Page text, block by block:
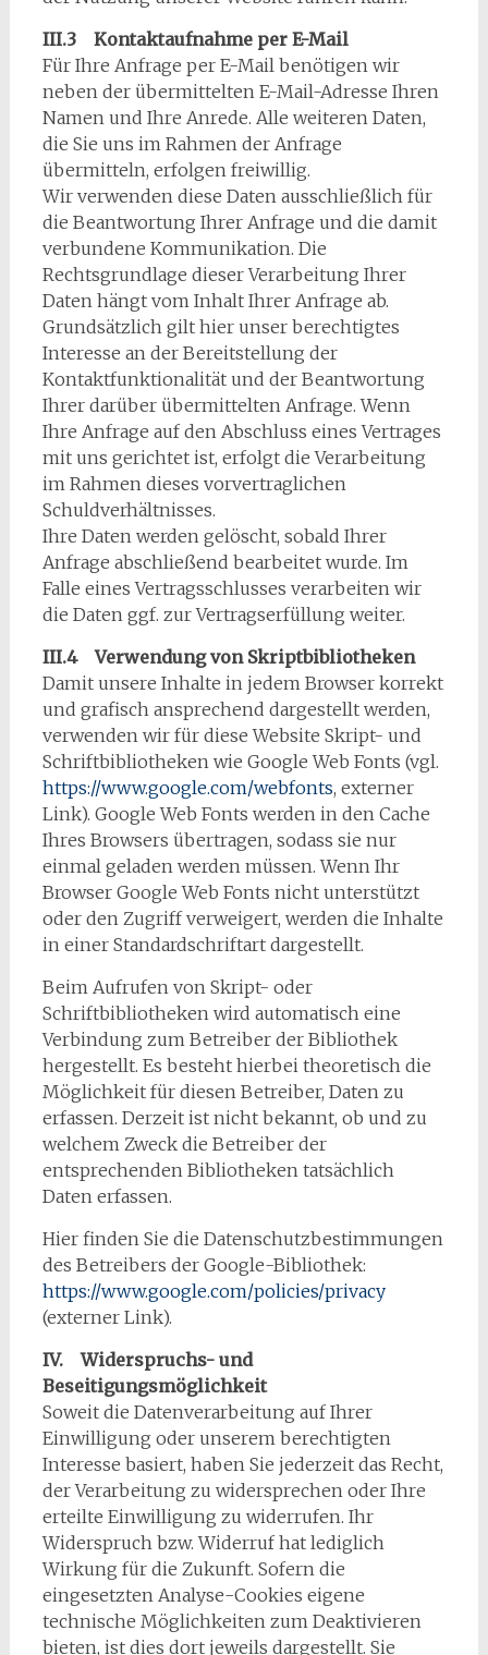
III.3 Kontaktaufnahme per E-Mail
Für Ihre Anfrage per E-Mail benötigen wir
neben der übermittelten E-Mail-Adresse Ihren
Namen und Ihre Anrede. Alle weiteren Daten,
die Sie uns im Rahmen der Anfrage
übermitteln, erfolgen freiwillig.
Wir verwenden diese Daten ausschließlich für
die Beantwortung Ihrer Anfrage und die damit
verbundene Kommunikation. Die
Rechtsgrundlage dieser Verarbeitung Ihrer
Daten hängt vom Inhalt Ihrer Anfrage ab.
Grundsätzlich gilt hier unser berechtigtes
Interesse an der Bereitstellung der
Kontaktfunktionalität und der Beantwortung
Ihrer darüber übermittelten Anfrage. Wenn
Ihre Anfrage auf den Abschluss eines Vertrages
mit uns gerichtet ist, erfolgt die Verarbeitung
im Rahmen dieses vorvertraglichen
Schuldverhältnisses.
Ihre Daten werden gelöscht, sobald Ihrer
Anfrage abschließend bearbeitet wurde. Im
Falle eines Vertragsschlusses verarbeiten wir
die Daten ggf. zur Vertragserfüllung weiter.
III.4 Verwendung von Skriptbibliotheken
Damit unsere Inhalte in jedem Browser korrekt
und grafisch ansprechend dargestellt werden,
verwenden wir für diese Website Skript- und
Schriftbibliotheken wie Google Web Fonts (vgl.
https://www.google.com/webfonts, externer
Link). Google Web Fonts werden in den Cache
Ihres Browsers übertragen, sodass sie nur
einmal geladen werden müssen. Wenn Ihr
Browser Google Web Fonts nicht unterstützt
oder den Zugriff verweigert, werden die Inhalte
in einer Standardschriftart dargestellt.
Beim Aufrufen von Skript- oder
Schriftbibliotheken wird automatisch eine
Verbindung zum Betreiber der Bibliothek
hergestellt. Es besteht hierbei theoretisch die
Möglichkeit für diesen Betreiber, Daten zu
erfassen. Derzeit ist nicht bekannt, ob und zu
welchem Zweck die Betreiber der
entsprechenden Bibliotheken tatsächlich
Daten erfassen.
Hier finden Sie die Datenschutzbestimmungen
des Betreibers der Google-Bibliothek:
https://www.google.com/policies/privacy
(externer Link).
IV. Widerspruchs- und
Beseitigungsmöglichkeit
Soweit die Datenverarbeitung auf Ihrer
Einwilligung oder unserem berechtigten
Interesse basiert, haben Sie jederzeit das Recht,
der Verarbeitung zu widersprechen oder Ihre
erteilte Einwilligung zu widerrufen. Ihr
Widerspruch bzw. Widerruf hat lediglich
Wirkung für die Zukunft. Sofern die
eingesetzten Analyse-Cookies eigene
technische Möglichkeiten zum Deaktivieren
bieten, ist dies dort jeweils dargestellt. Sie